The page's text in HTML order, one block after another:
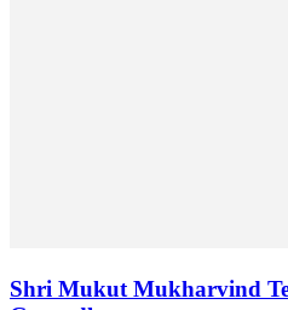
Shri Mukut Mukharvind